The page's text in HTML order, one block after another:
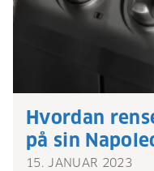
Hvordan
på sin
15. JANUAR 2023